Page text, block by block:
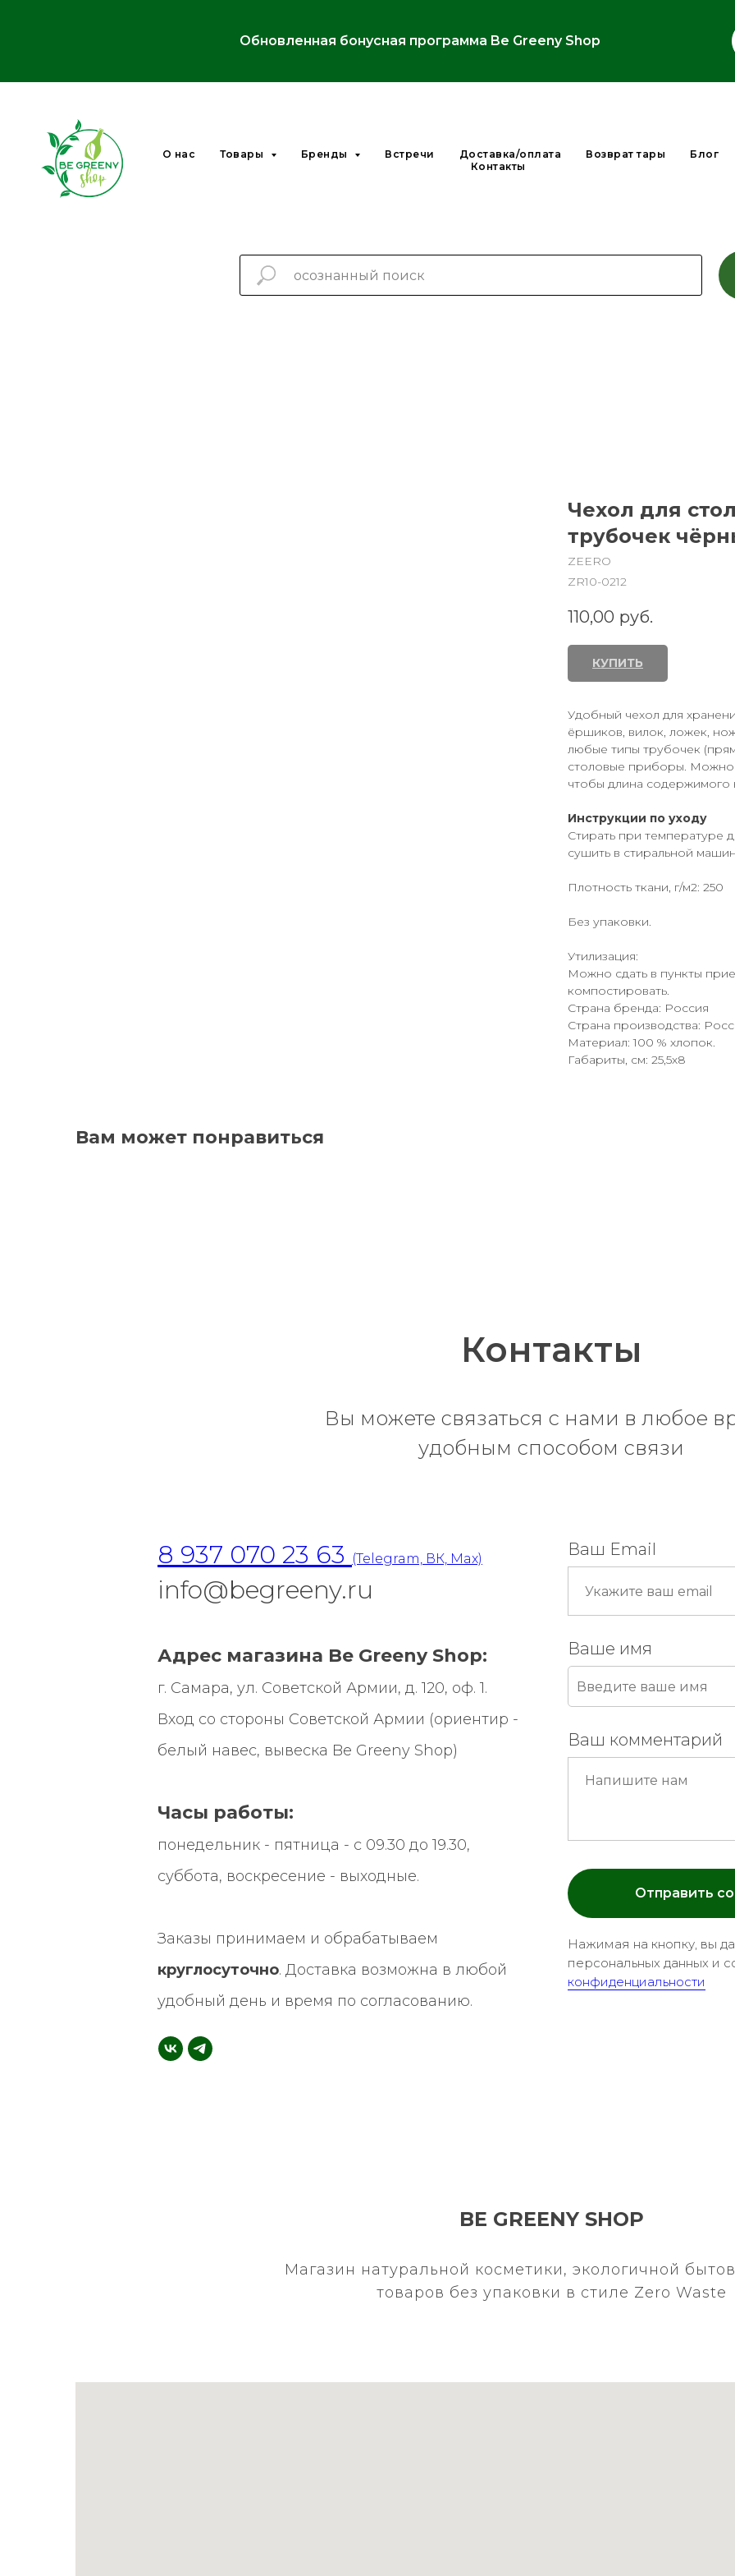
Обновленная бонусная программа Be Greeny Shop
О нас Товары Бренды Встречи Доставка/оплата Возврат тары
Блог
Контакты
Чехол для
трубочек
ZEERO
ZR10-0212
110,00 руб.
КУПИТЬ
Удобный чехол для
ёршиков, вилок, ложек,
любые типы трубочек
столовые приборы. Можно
чтобы длина содержимого
Инструкции по уходу
Стирать при температуре
сушить в стиральной
Плотность ткани, г/м2: 250
Без упаковки.
Утилизация:
Можно сдать в пункты
компостировать.
Страна бренда: Россия
Страна производства:
Материал: 100 % хлопок.
Габариты, см: 25,5х8
Вам может понравиться
Контакты
Вы можете связаться с нами в любое
удобным способом связи
8 937 070 23 63 (Telegram, ВК, Max)
info@begreeny.ru
Адрес магазина Be Greeny Shop:
г. Самара, ул. Советской Армии, д. 120, оф. 1.
Вход со стороны Советской Армии (ориентир -
белый навес, вывеска Be Greeny Shop)
Часы работы:
понедельник - пятница - с 09.30 до 19.30,
суббота, воскресение - выходные.
Заказы принимаем и обрабатываем
круглосуточно. Доставка возможна в любой
удобный день и время по согласованию.
Ваш Email
Ваше имя
Ваш комментарий
Отправить
Нажимая на кнопку, вы
персональных данных и
конфиденциальности
BE GREENY SHOP
Магазин натуральной косметики, экологичной
товаров без упаковки в стиле Zero Waste